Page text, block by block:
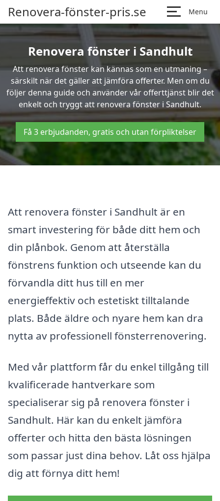
Renovera-fönster-pris.se Menu
Renovera fönster i Sandhult
Att renovera fönster kan kännas som en utmaning –
särskilt när det gäller att jämföra offerter. Men om du
följer denna guide och använder vår offerttjänst blir det
enkelt och tryggt att renovera fönster i Sandhult.
Få 3 erbjudanden, gratis och utan förpliktelser
Att renovera fönster i Sandhult är en
smart investering för både ditt hem och
din plånbok. Genom att återställa
fönstrens funktion och utseende kan du
förvandla ditt hus till en mer
energieffektiv och estetiskt tilltalande
plats. Både äldre och nyare hem kan dra
nytta av professionell fönsterrenovering.
Med vår plattform får du enkel tillgång till
kvalificerade hantverkare som
specialiserar sig på renovera fönster i
Sandhult. Här kan du enkelt jämföra
offerter och hitta den bästa lösningen
som passar just dina behov. Låt oss hjälpa
dig att förnya ditt hem!